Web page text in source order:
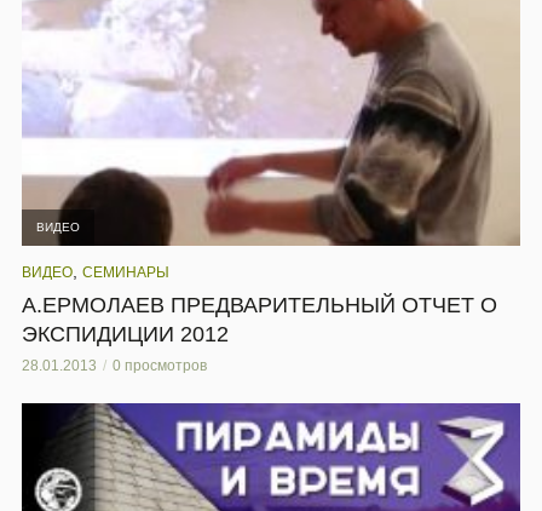
ВИДЕО
ВИДЕО СЕМИНАРЫ
А.ЕРМОЛАЕВ ПРЕДВАРИТЕЛЬНЫЙ ОТЧЕТ О
ЭКСПИДИЦИИ 2012
28.01.2013 0 просмотров